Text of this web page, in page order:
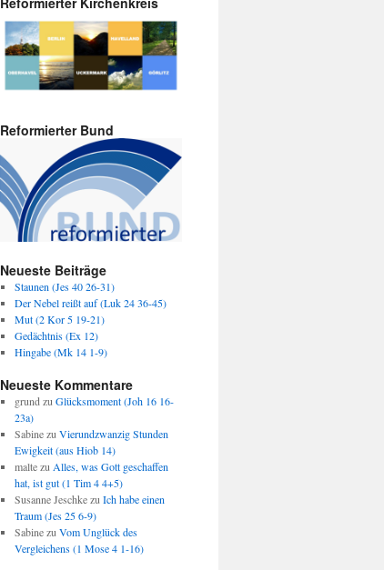
Reformierter Bund
Neueste Beiträge
Staunen (Jes 40 26-31)
Der Nebel reißt auf (Luk 24 36-45)
Mut (2 Kor 5 19-21)
Gedächtnis (Ex 12)
Hingabe (Mk 14 1-9)
Neueste Kommentare
grundzuGlücksmoment (Joh 16 16-
23a)
SabinezuVierundzwanzig Stunden
Ewigkeit (aus Hiob 14)
maltezuAlles, was Gott geschaffen
hat, ist gut (1 Tim 4 4+5)
Susanne JeschkezuIch habe einen
Traum (Jes 25 6-9)
SabinezuVom Unglück des
Vergleichens (1 Mose 4 1-16)